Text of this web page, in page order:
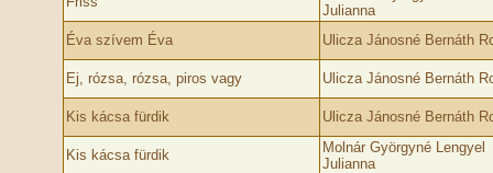
Julianna
Éva szívem Éva
Ulicza Jánosné Bernáth
Ej, rózsa, rózsa, piros vagy Ulicza Jánosné Bernáth
Kis kácsa fürdik Ulicza Jánosné Bernáth
Kis kácsa fürdik
Molnár Györgyné Lengyel
Julianna